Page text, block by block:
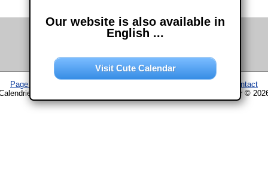
Page d'accueil
Contact
www.chouette-calendrier.com • 21. Mai 2024 – droit d'auteur ©
Our website is also available in
English ...
Visit Cute Calendar